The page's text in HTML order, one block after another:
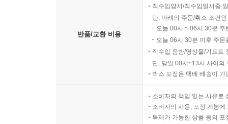
반품/교환 비용
직수입양서/직수입일서중
단, 아래의 주문/취소 조건
오늘 00시 ~ 06시 30분
오늘 06시 30분 이후 주
직수입 음반/영상물/기프트
단, 당일 00시~13시 사이의
박스 포장은 택배 배송이
소비자의 책임 있는 사유로
소비자의 사용, 포장 개봉
복제가 가능한 상품 등의